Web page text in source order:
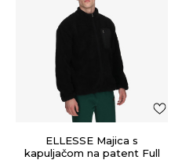
ELLESSE Majica s
kapuljačom na patent Full